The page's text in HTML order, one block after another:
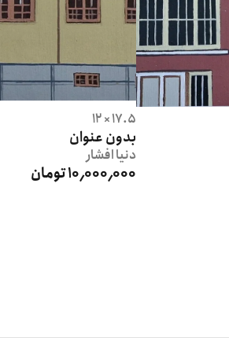
17.5 × 12
بدون عنوان
دنیاافشار
10٬000٬000 تومان